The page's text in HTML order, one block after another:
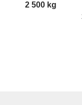
2 500 kg